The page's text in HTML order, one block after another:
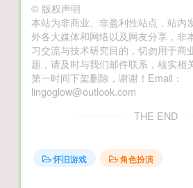
© 版权声明
本站为非商业、非盈利性站点，站内
外各大媒体和网络以及网友分享，非
习交流与技术研究目的，切勿用于商
题，请及时与我们邮件联系，核实相
第一时间下架删除，谢谢！Email：
lingoglow@outlook.com
THE END
怀旧游戏 角色扮演